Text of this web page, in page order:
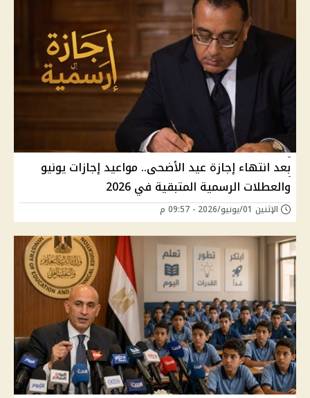
بعد انتهاء إجازة عيد الأضحى.. مواعيد إجازات يونيو
والعطلات الرسمية المتبقية في 2026
الإثنين 01/يونيو/2026 - 09:57 م